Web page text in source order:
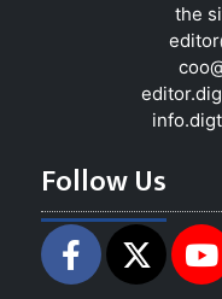
the
Follow Us